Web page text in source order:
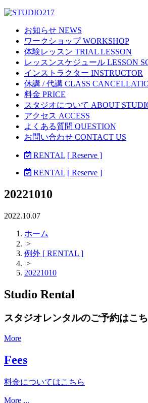
お知らせ NEWS
ワークショップ WORKSHOP
体験レッスン TRIAL LESSON
レッスンスケジュール LESSON
インストラクター INSTRUCTOR
休講 / 代講 CLASS
料金 PRICE
スタジオについて ABOUT
アクセス ACCESS
よくある質問 QUESTION
お問い合わせ CONTACT US
RENTAL [ Reserve ]
RENTAL [ Reserve ]
20221010
2022.10.07
ホーム
>
例外 [ RENTAL ]
>
20221010
Studio Rental
スタジオレンタルのご予約はこ
More
Fees
料金についてはこちら
More ...